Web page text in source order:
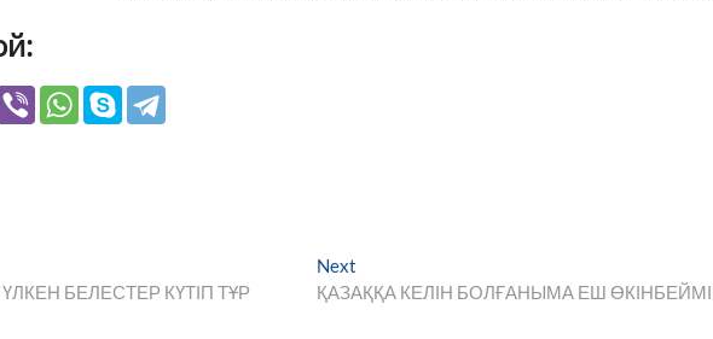
БЕЛЕСТЕР КҮТІП ТҰР
Next
post:
ҚАЗАҚҚА КЕЛІН БОЛҒАНЫМА ЕШ